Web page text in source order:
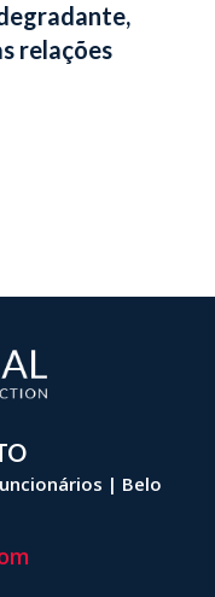
relações
| Belo